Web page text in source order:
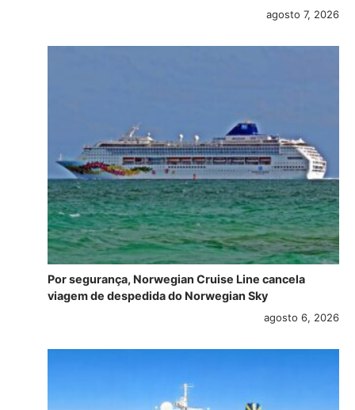
agosto 7, 2026
Por segurança, Norwegian Cruise Line cancela
viagem de despedida do Norwegian Sky
agosto 6, 2026